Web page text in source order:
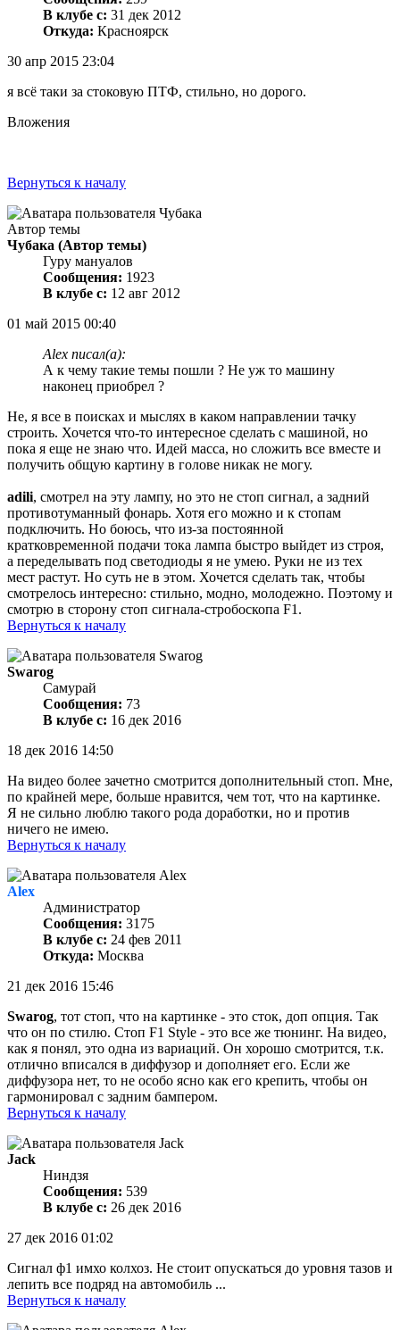
В клубе с: 31 дек 2012
Откуда: Красноярск
30 апр 2015 23:04
я всё таки за стоковую ПТФ, стильно, но дорого.
Вложения
Вернуться к началу
Автор темы
Чубака (Автор темы)
Гуру мануалов
Сообщения: 1923
В клубе с: 12 авг 2012
01 май 2015 00:40
Alex писал(а):
А к чему такие темы пошли ? Не уж то машину
наконец приобрел ?
Не, я все в поисках и мыслях в каком направлении тачку
строить. Хочется что-то интересное сделать с машиной, но
пока я еще не знаю что. Идей масса, но сложить все вместе и
получить общую картину в голове никак не могу.
adili, смотрел на эту лампу, но это не стоп сигнал, а задний
противотуманный фонарь. Хотя его можно и к стопам
подключить. Но боюсь, что из-за постоянной
кратковременной подачи тока лампа быстро выйдет из строя,
а переделывать под светодиоды я не умею. Руки не из тех
мест растут. Но суть не в этом. Хочется сделать так, чтобы
смотрелось интересно: стильно, модно, молодежно. Поэтому и
смотрю в сторону стоп сигнала-стробоскопа F1.
Вернуться к началу
Swarog
Самурай
Сообщения: 73
В клубе с: 16 дек 2016
18 дек 2016 14:50
На видео более зачетно смотрится дополнительный стоп. Мне,
по крайней мере, больше нравится, чем тот, что на картинке.
Я не сильно люблю такого рода доработки, но и против
ничего не имею.
Вернуться к началу
Alex
Администратор
Сообщения: 3175
В клубе с: 24 фев 2011
Откуда: Москва
21 дек 2016 15:46
Swarog, тот стоп, что на картинке - это сток, доп опция. Так
что он по стилю. Стоп F1 Style - это все же тюнинг. На видео,
как я понял, это одна из вариаций. Он хорошо смотрится, т.к.
отлично вписался в диффузор и дополняет его. Если же
диффузора нет, то не особо ясно как его крепить, чтобы он
гармонировал с задним бампером.
Вернуться к началу
Jack
Ниндзя
Сообщения: 539
В клубе с: 26 дек 2016
27 дек 2016 01:02
Сигнал ф1 имхо колхоз. Не стоит опускаться до уровня тазов и
лепить все подряд на автомобиль ...
Вернуться к началу